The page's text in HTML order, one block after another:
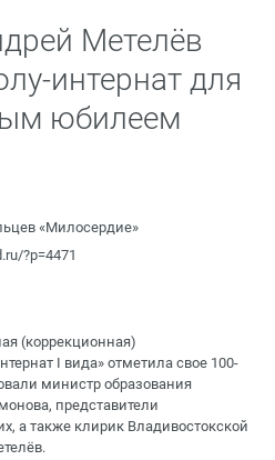
Метелёв
интернат для
юбилеем
«Милосердие»
?p=4471
(коррекционная)
I вида» отметила свое 100-
министр образования
представители
а также клирик Владивостокской